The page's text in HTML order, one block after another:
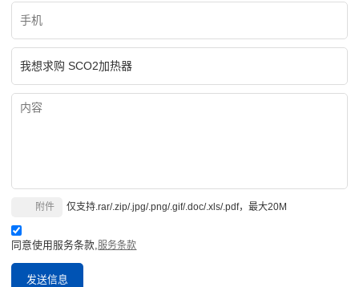
仅支持.rar/.zip/.jpg/.png/.gif/.doc/.xls/.pdf，最大20M
附件
同意使用服务条款, 服务条款
发送信息